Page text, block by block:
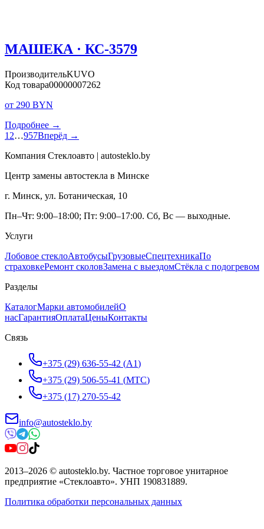
МАШЕКА · КС-3579
ПроизводительKUVO
Код товара00000007262
от 290 BYN
Подробнее →
1 2…957Вперёд →
Компания Стеклоавто | autosteklo.by
Центр замены автостекла в Минске
г. Минск, ул. Ботаническая, 10
Пн–Чт: 9:00–18:00; Пт: 9:00–17:00. Сб, Вс — выходные.
Услуги
Лобовое стеклоАвтобусыГрузовыеСпецтехникаПо
страховкеРемонт сколовЗамена с выездомСтёкла с подогревом
Разделы
КаталогМарки автомобилейО
насГарантияОплатаЦеныКонтакты
Связь
+375 (29) 636-55-42 (A1)
+375 (29) 506-55-41 (МТС)
+375 (17) 270-55-42
info@autosteklo.by
2013–2026 © autosteklo.by. Частное торговое унитарное
предприятие «Стеклоавто». УНП 190831889.
Политика обработки персональных данных